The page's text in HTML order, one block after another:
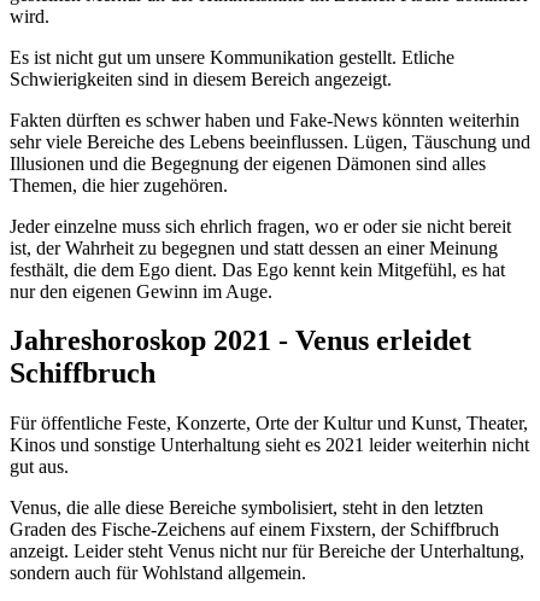
wird.
Es ist nicht gut um unsere Kommunikation gestellt. Etliche
Schwierigkeiten sind in diesem Bereich angezeigt.
Fakten dürften es schwer haben und Fake-News könnten weiterhin
sehr viele Bereiche des Lebens beeinflussen. Lügen, Täuschung und
Illusionen und die Begegnung der eigenen Dämonen sind alles
Themen, die hier zugehören.
Jeder einzelne muss sich ehrlich fragen, wo er oder sie nicht bereit
ist, der Wahrheit zu begegnen und statt dessen an einer Meinung
festhält, die dem Ego dient. Das Ego kennt kein Mitgefühl, es hat
nur den eigenen Gewinn im Auge.
Jahreshoroskop 2021 - Venus erleidet
Schiffbruch
Für öffentliche Feste, Konzerte, Orte der Kultur und Kunst, Theater,
Kinos und sonstige Unterhaltung sieht es 2021 leider weiterhin nicht
gut aus.
Venus, die alle diese Bereiche symbolisiert, steht in den letzten
Graden des Fische-Zeichens auf einem Fixstern, der Schiffbruch
anzeigt. Leider steht Venus nicht nur für Bereiche der Unterhaltung,
sondern auch für Wohlstand allgemein.